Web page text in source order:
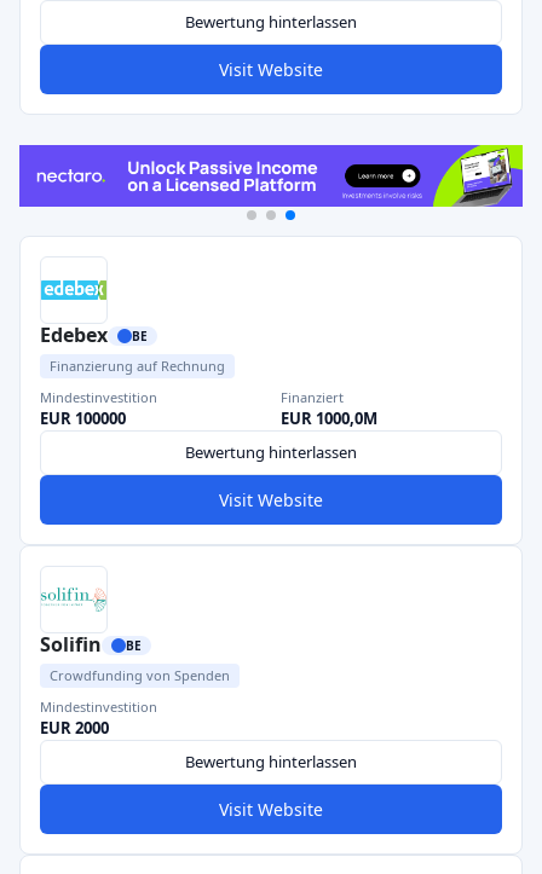
Bewertung hinterlassen
Visit Website
Edebex BE
Finanzierung auf Rechnung
Mindestinvestition
EUR 100000
Finanziert
EUR 1000,0M
Bewertung hinterlassen
Visit Website
Solifin BE
Crowdfunding von Spenden
Mindestinvestition
EUR 2000
Bewertung hinterlassen
Visit Website